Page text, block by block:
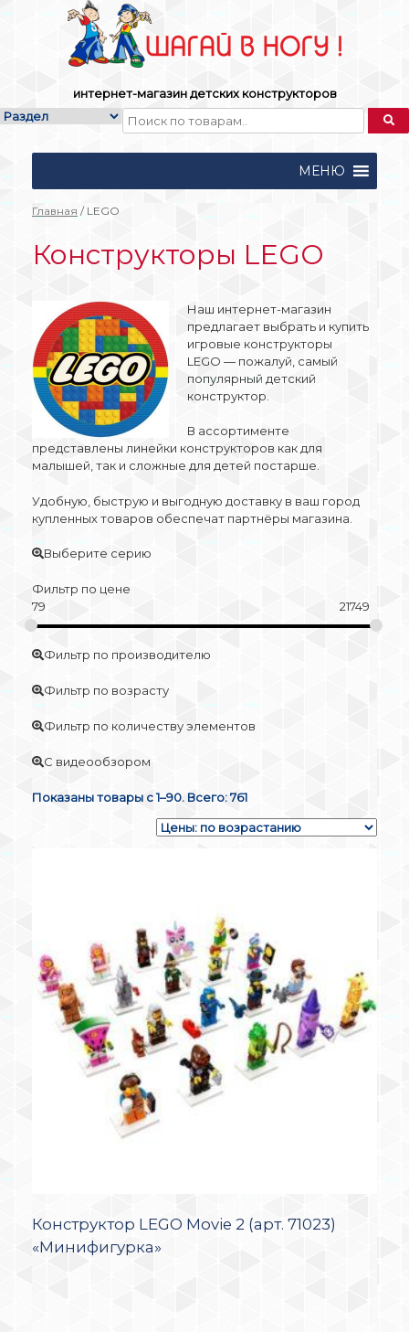
интернет-магазин детских конструкторов
МЕНЮ
Главная / LEGO
Конструкторы LEGO
Наш интернет-магазин
предлагает выбрать и купить
игровые конструкторы
LEGO — пожалуй, самый
популярный детский
конструктор.
В ассортименте
представлены линейки конструкторов как для
малышей, так и сложные для детей постарше.
Удобную, быструю и выгодную доставку в ваш город
купленных товаров обеспечат партнёры магазина.
Выберите серию
Фильтр по цене
79
21749
Фильтр по производителю
Фильтр по возрасту
Фильтр по количеству элементов
С видеообзором
Показаны товары с 1–90. Всего: 761
Конструктор LEGO Movie 2 (арт. 71023)
«Минифигурка»